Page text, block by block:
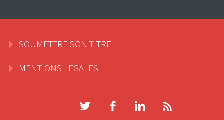
SOUMETTRE SON TITRE
MENTIONS LEGALES